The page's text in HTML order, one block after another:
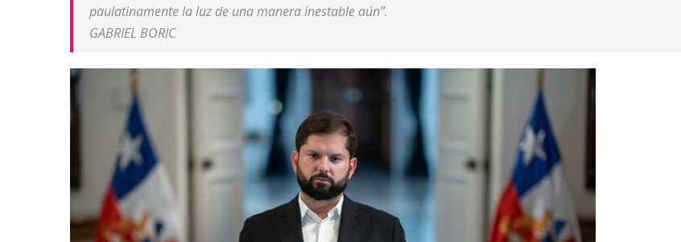
paulatinamente la luz de una manera inestable aún”.
GABRIEL BORIC